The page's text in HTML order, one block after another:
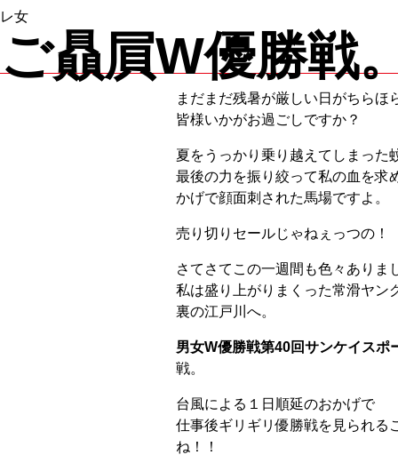
レ女
ご贔屓W優勝戦
まだまだ残暑が厳しい日がちらほ
皆様いかがお過ごしですか？
夏をうっかり乗り越えてしまった
最後の力を振り絞って私の血を求
かげで顔面刺された馬場ですよ。
売り切りセールじゃねぇっつの！
さてさてこの一週間も色々ありま
私は盛り上がりまくった常滑ヤン
裏の江戸川へ。
男女W優勝戦第40回サンケイスポ
戦。
台風による１日順延のおかげで
仕事後ギリギリ優勝戦を見られる
ね！！